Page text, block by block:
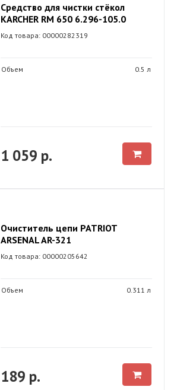
Средство для чистки стёкол
KARCHER RM 650 6.296-105.0
Код товара: 00000282319
Объем 0.5 л
1 059 р.
Очиститель цепи PATRIOT
ARSENAL AR-321
Код товара: 00000205642
Объем 0.311 л
189 р.